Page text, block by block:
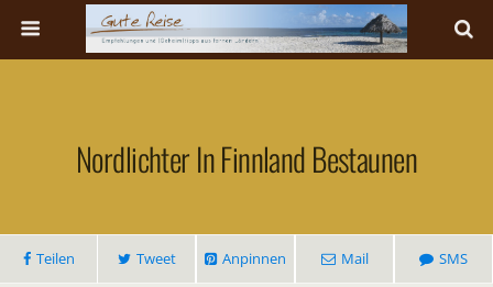
Nordlichter In Finnland Bestaunen
Teilen Tweet Anpinnen Mail SMS